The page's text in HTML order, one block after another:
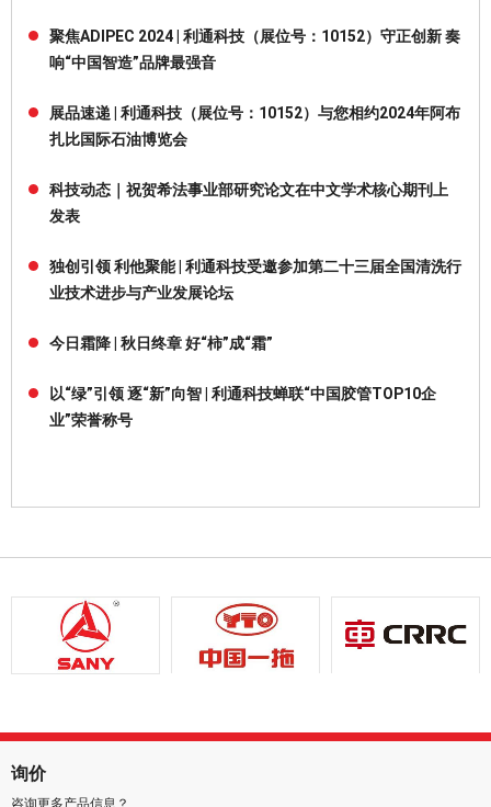
聚焦ADIPEC 2024 | 利通科技（展位号：10152）守正创新 奏
响“中国智造”品牌最强音
展品速递 | 利通科技（展位号：10152）与您相约2024年阿布
扎比国际石油博览会
科技动态｜祝贺希法事业部研究论文在中文学术核心期刊上
发表
独创引领 利他聚能 | 利通科技受邀参加第二十三届全国清洗行
业技术进步与产业发展论坛
今日霜降 | 秋日终章 好“柿”成“霜”
以“绿”引领 逐“新”向智 | 利通科技蝉联“中国胶管TOP10企
业”荣誉称号
询价
咨询更多产品信息？